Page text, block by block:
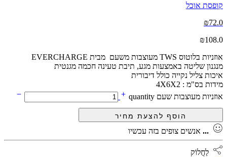
קופסת אוכל
₪72.0
₪108.0
אוזניות בלוטוס TWS מעוצבות משעם מבית EVERCHARGE
מנגנון שליטה באמצעות מגע, תיבת טעינה חכמה מגנטית
איכות צליל נקייה כולל דיבורית
מידות בס"מ : 4X6X2
אוזניות מעוצבות שעם quantity
... אנשים צופים בזה עכשיו
לַחֲלוֹק